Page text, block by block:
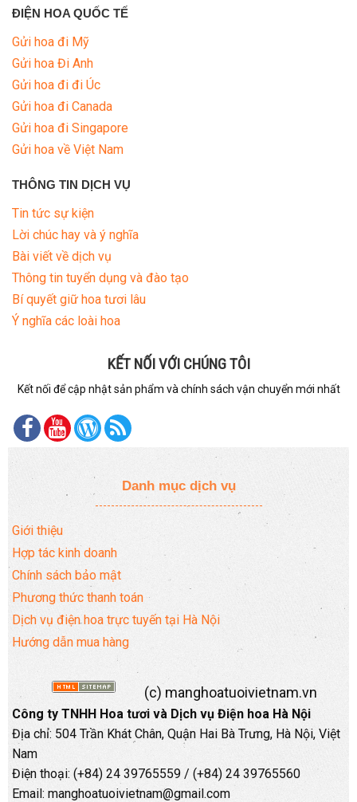
ĐIỆN HOA QUỐC TẾ
Gửi hoa đi Mỹ
Gửi hoa Đi Anh
Gửi hoa đi đi Úc
Gửi hoa đi Canada
Gửi hoa đi Singapore
Gửi hoa về Việt Nam
THÔNG TIN DỊCH VỤ
Tin tức sự kiện
Lời chúc hay và ý nghĩa
Bài viết về dịch vụ
Thông tin tuyển dụng và đào tạo
Bí quyết giữ hoa tươi lâu
Ý nghĩa các loài hoa
KẾT NỐI VỚI CHÚNG TÔI
Kết nối để cập nhật sản phẩm và chính sách vận chuyển mới nhất
Danh mục dịch vụ
Giới thiệu
Hợp tác kinh doanh
Chính sách bảo mật
Phương thức thanh toán
Dịch vụ điện hoa trực tuyến tại Hà Nội
Hướng dẫn mua hàng
(c) manghoatuoivietnam.vn
Công ty TNHH Hoa tươi và Dịch vụ Điện hoa Hà Nội
Địa chỉ: 504 Trần Khát Chân, Quận Hai Bà Trưng, Hà Nội, Việt
Nam
Điện thoại: (+84) 24 39765559 / (+84) 24 39765560
Email: manghoatuoivietnam@gmail.com